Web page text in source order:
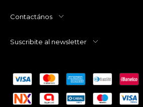
Contactános
Suscribite al newsletter